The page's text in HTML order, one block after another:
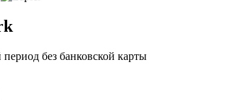
без банковской карты